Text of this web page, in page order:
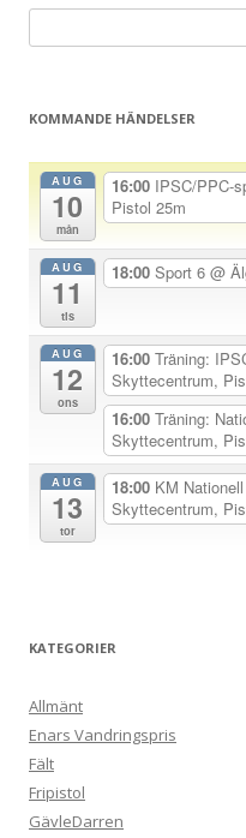
n
e
g
efter:
KOMMANDE HÄNDELSER
AUG
10
mån
16:00 IPSC/PPC-
Pistol 25m
AUG
11
tis
18:00 Sport 6 @
AUG
12
ons
16:00 Träning:
Skyttecentrum,
16:00 Träning:
Skyttecentrum,
AUG
13
tor
18:00 KM
Skyttecentrum,
KATEGORIER
Allmänt
Enars Vandringspris
Fält
Fripistol
GävleDarren